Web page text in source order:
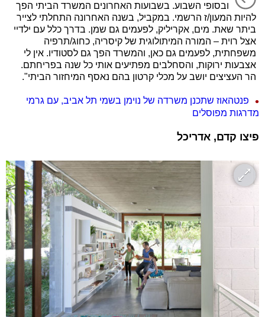
ובסופי השבוע. בשבועות האחרונים המשרד הביתי הפך
להיות המעון/ז הרשמי. במקביל, בשנה האחרונה התחלתי לצייר
ביתר שאת. מים, אקריליק, לפעמים גם שמן. בדרך כלל עם ילדיי
אצל רוית – המורה המיתולוגית של קיסריה, כחוג/תרפיה
משפחתית, לפעמים גם כאן, והמשרד הפך גם לסטודיו. אין לי
אצבעות ירוקות, והסחלבים מפתיעים אותי כל שנה בפריחתם.
הר העציצים יושב על מכלי קרטון בהם נאסף המיחזור הביתי".
פנטהאוז שתכנן משרדה של נוימן בשמי תל אביב, עם גרמי
מדרגות מפוסלים
פיצו קדם, אדריכל